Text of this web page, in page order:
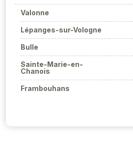
Valonne
Lépanges-sur-Vologne
Bulle
Sainte-Marie-en-
Chanois
Frambouhans